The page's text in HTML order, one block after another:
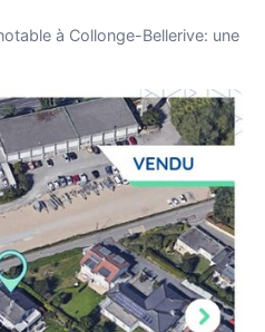
à Collonge-Bellerive: une